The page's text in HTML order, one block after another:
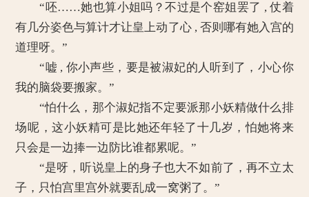
“呸……她也算小姐吗？不过是个窑姐罢了 , 仗着
有几分姿色与算计才让皇上动了心 , 否则哪有她入宫的
道理呀。”
“嘘 , 你小声些，要是被淑妃的人听到了，小心你
我的脑袋要搬家。”
“怕什么，那个淑妃指不定要派那小妖精做什么排
场呢，这小妖精可是比她还年轻了十几岁，怕她将来
只会是一边捧一边防比谁都累呢。”
“是呀，听说皇上的身子也大不如前了，再不立太
子，只怕宫里宫外就要乱成一窝粥了。”